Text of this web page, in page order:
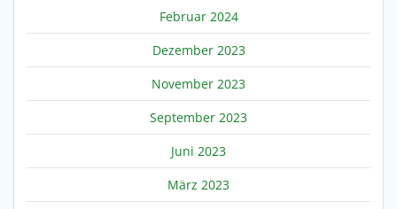
Februar 2024
Dezember 2023
November 2023
September 2023
Juni 2023
März 2023